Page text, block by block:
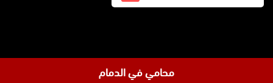
محامي في الدمام